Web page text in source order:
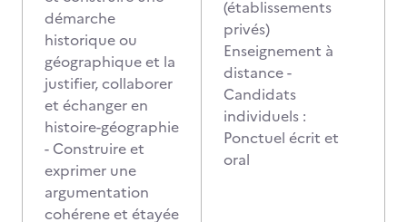
démarche
historique ou
géographique et la
justifier, collaborer
et échanger en
histoire-géographie
- Construire et
exprimer une
argumentation
cohérene et étayée
(établissements
privés)
Enseignement à
distance -
Candidats
individuels :
Ponctuel écrit et
oral